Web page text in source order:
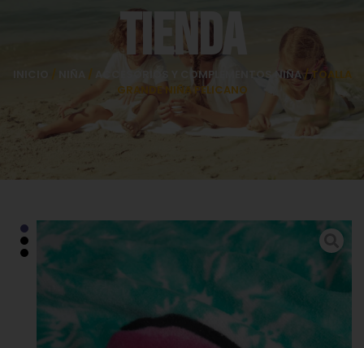
Tienda
/ / ACCESORIOS Y COMPLEMENTOS NIÑA/ TOALLA
GRANDE NIÑA PELICANO